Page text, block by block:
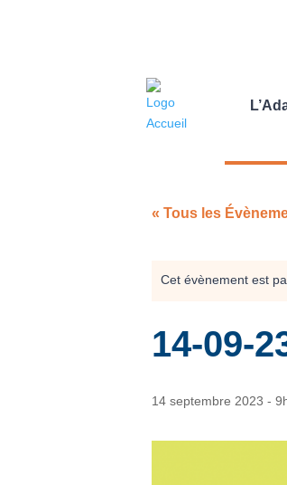
« Tous les
Cet évènement est
14-09-
14 septembre 2023 -